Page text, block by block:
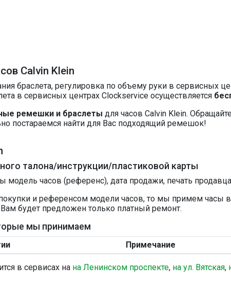
Calvin Klein
браслета, регулировка по объему руки в сервисных
в сервисных центрах Clockservice осуществляется
ремешки и браслеты для часов Calvin Klein.
постараемся найти для Вас подходящий ремешок!
талона/инструкции/пластиковой карты
модель часов (референс), дата продажи, печать
покупки и референсом модели часов, то мы примем часы
будет предложен только платный ремонт.
мы принимаем
Примечание
в сервисах на на Ленинском проспекте, на ул. Вятская,